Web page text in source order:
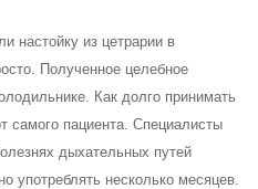
настойку из цетрарии в
Полученное целебное
Как долго принимать
самого пациента. Специалисты
дыхательных путей
употреблять несколько месяцев.